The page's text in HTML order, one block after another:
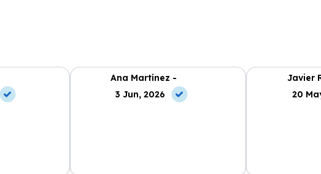
Ana Martínez -
3 Jun, 2026
Javier
20